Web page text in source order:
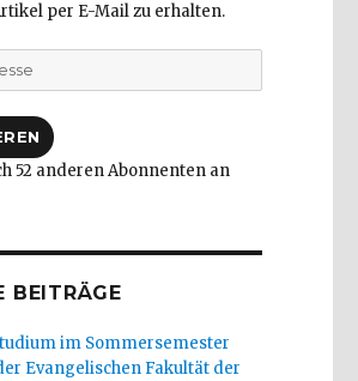
per E-Mail zu erhalten.
52 anderen Abonnenten an
BEITRÄGE
im Sommersemester
Evangelischen Fakultät der